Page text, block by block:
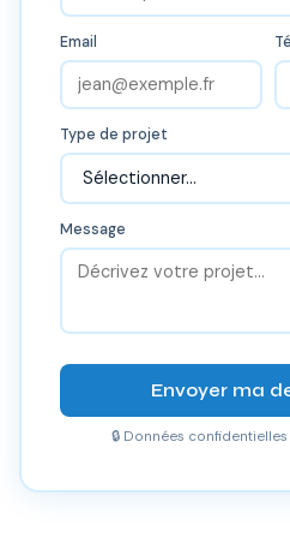
Email
Type de projet
Message
Envoyer ma
🔒 Données